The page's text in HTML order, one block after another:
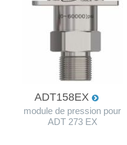
ADT158EX
module de pression pour
ADT 273 EX